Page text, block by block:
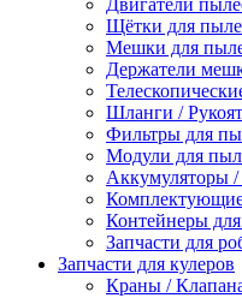
Двигатели
Щётки для
Мешки для
Держатели
Шланги /
Фильтры для
Модули для
Аккумуляторы /
Контейнеры
Запчасти для
Запчасти для кулеров
Краны /